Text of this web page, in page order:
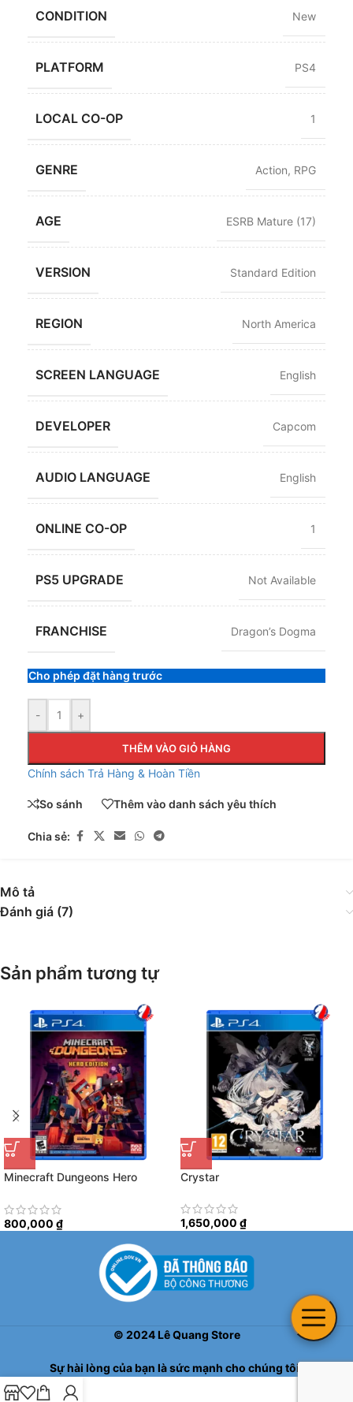
CONDITION New
PLATFORM PS4
LOCAL CO-OP 1
GENRE Action, RPG
AGE ESRB Mature (17)
VERSION Standard Edition
REGION North America
SCREEN LANGUAGE English
DEVELOPER Capcom
AUDIO LANGUAGE English
ONLINE CO-OP 1
PS5 UPGRADE Not Available
FRANCHISE Dragon’s Dogma
Cho phép đặt hàng trước
- +
THÊM VÀO GIỎ HÀNG
Chính sách Trả Hàng & Hoàn Tiền
So sánh Thêm vào danh sách yêu thích
Chia sẻ:
Mô tả
Đánh giá (7)
Sản phẩm tương tự
Minecraft Dungeons Hero
800,000 ₫
Crystar
1,650,000 ₫
© 2024Lê Quang Store
Sự hài lòng của bạn là sức mạnh cho chúng tôi!